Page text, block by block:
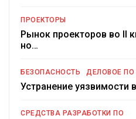
ПРОЕКТОРЫ
Рынок проекторов во II
но…
БЕЗОПАСНОСТЬ ДЕЛОВОЕ ПО
Устранение уязвимости
СРЕДСТВА РАЗРАБОТКИ ПО